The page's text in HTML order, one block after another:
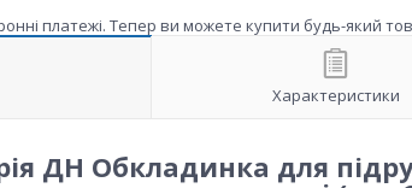
платежі. Тепер ви можете купити будь-який
Характеристики
ДН Обкладинка для